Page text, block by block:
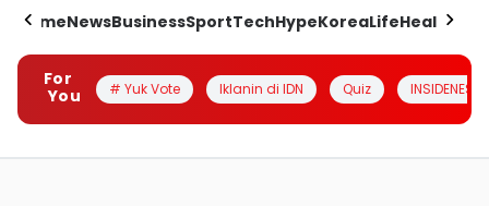
HomeNewsBusinessSportTechHypeKoreaLifeHealth
For
You
# Yuk Vote Iklanin di IDN Quiz INSIDENESIA